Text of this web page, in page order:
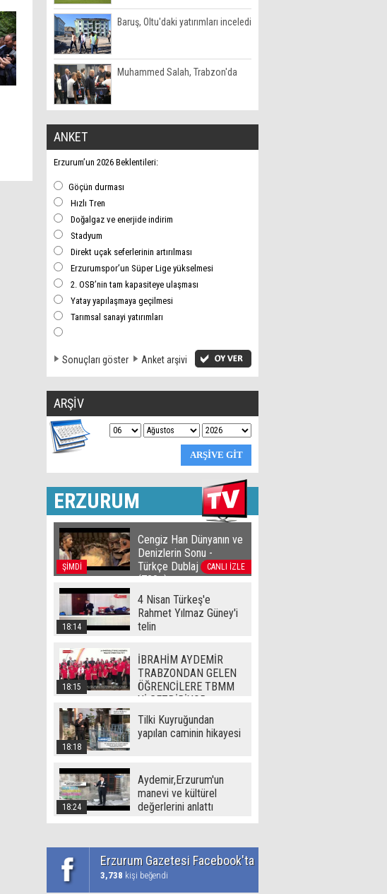
Baruş, Oltu'daki yatırımları inceledi
Muhammed Salah, Trabzon'da
ANKET
Erzurum’un 2026 Beklentileri:
Göçün durması
Hızlı Tren
Doğalgaz ve enerjide indirim
Stadyum
Direkt uçak seferlerinin artırılması
Erzurumspor’un Süper Lige yükselmesi
2. OSB’nin tam kapasiteye ulaşması
Yatay yapılaşmaya geçilmesi
Tarımsal sanayi yatırımları
Sonuçları göster Anket arşivi
ARŞİV
ERZURUM
ŞİMDİ CANLI İZLE
Cengiz Han Dünyanın ve
Denizlerin Sonu -
Türkçe Dublaj film izle
(720p)
18:14
4 Nisan Türkeş'e
Rahmet Yılmaz Güney'i
telin
18:15
İBRAHİM AYDEMİR
TRABZONDAN GELEN
ÖĞRENCİLERE TBMM
Yİ GEZDİRİYOR
18:18
Tilki Kuyruğundan
yapılan caminin hikayesi
18:24
Aydemir,Erzurum'un
manevi ve kültürel
değerlerini anlattı
Erzurum Gazetesi Facebook'ta
3,738 kişi beğendi